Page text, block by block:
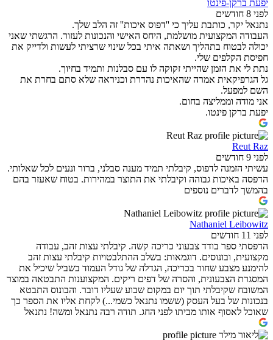
יפעת ברקן-פינטו
לפני 8 חודשים
נתנאל יקר, כותבת עליך כי ''דפוס איכות'' זה הלב שלך.
העבודה המקצועית מושלמת, היחס האישי והנכונות לעזור. הרגשתי שאני
יכולה לבטוח בתהליך ושאתה איתי בכל שינוי שרציתי לעשות ולדייק את
חפיסת הקלפים שלי.
נתת לי את הזמן שהייתי זקוקה לו עם סבלנות ותמיד בחיוך.
גל הגרפיקאית אמרה שהאיכות נהדרת וכניראה שלא סתם בחרת את
השם למפעל.
אני מודה וממליצה בחום.
יפעת ברקן פינטו.
Reut Raz
לפני 9 חודשים
עשיתי הזמנה לדפוס, קיבלתי תמיד מענה סבלני, ברור ונעים לכל שאלותי.
הדפסה באיכות גבוהה וקיבלתי את התוצר במהירות. בטוח שאעזר בהם
בהמשך לדברים נוספים
Nathaniel Leibowitz
לפני 11 חודשים
הדפסתי ספר בודד צבעוני כריכה קשה. קיבלתי עצות זהב, עבודה
מקצועית, ובונוסים. דוגמאות: בשלב ההתלבטויות קיבלתי עצות זהב
להימנע מצבע שחור בכריכה, הגדלה של גודל העמוד בשביל שיכיל את
המסגרת הצבעונית, והסרה של דפים ריקים. המקצוענות התבטאה במוצר
המשובח שקיבלתי תוך יום במקום שבוע שעליו דובר. והבונוס התבטא
בנכונות של בעל העסק (ששמו נתנאל כשמי...) לקחת אליו את הספר כך
שאוכל לאסוף אותו מביתו לפני החג. תודה רבה נתנאל ומשה! נתנאל